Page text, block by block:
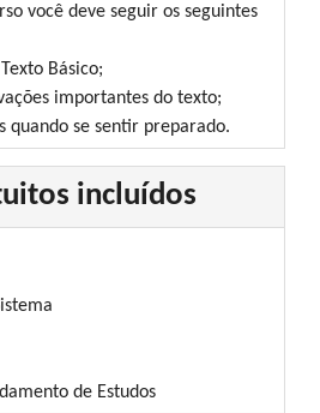
você deve seguir os seguintes
Básico;
importantes do texto;
quando se sentir preparado.
incluídos
de Estudos